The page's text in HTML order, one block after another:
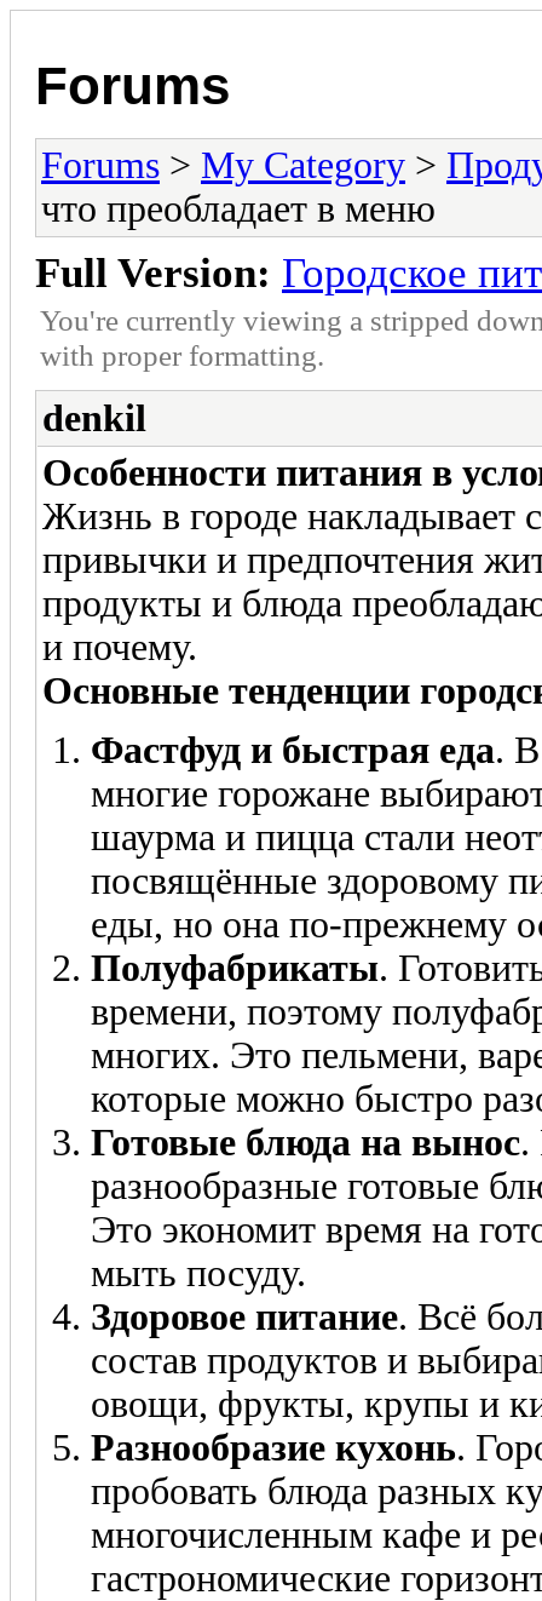
Forums
Forums > My Category >
что преобладает в меню
Full Version: Городское
You're currently viewing a stripped
with proper formatting.
denkil
Особенности питания в
Жизнь в городе накладывает
привычки и предпочтения
продукты и блюда
и почему.
Основные тенденции
Фастфуд и быстрая еда.
многие горожане
шаурма и пицца стали
посвящённые здоровому
еды, но она по-прежнему
Полуфабрикаты.
времени, поэтому
многих. Это пельмени,
которые можно быстро
Готовые блюда на вынос.
разнообразные готовые
Это экономит время на
мыть посуду.
Здоровое питание. Всё
состав продуктов и
овощи, фрукты, крупы и
Разнообразие кухонь.
пробовать блюда разных
многочисленным кафе и
гастрономические